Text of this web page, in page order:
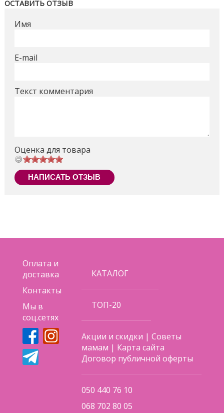
ОСТАВИТЬ ОТЗЫВ
Имя
E-mail
Текст комментария
Оценка для товара
НАПИСАТЬ ОТЗЫВ
Оплата и
доставка
Контакты
Мы в
соц.сетях
КАТАЛОГ
ТОП-20
Акции и скидки |Советы
мамам | Карта сайта
Договор публичной оферты
050 440 76 10
068 702 80 05